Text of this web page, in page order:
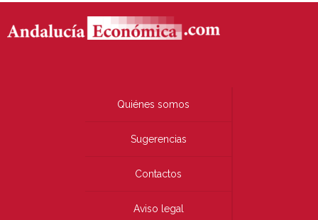
Quiénes somos
Sugerencias
Contactos
Aviso legal